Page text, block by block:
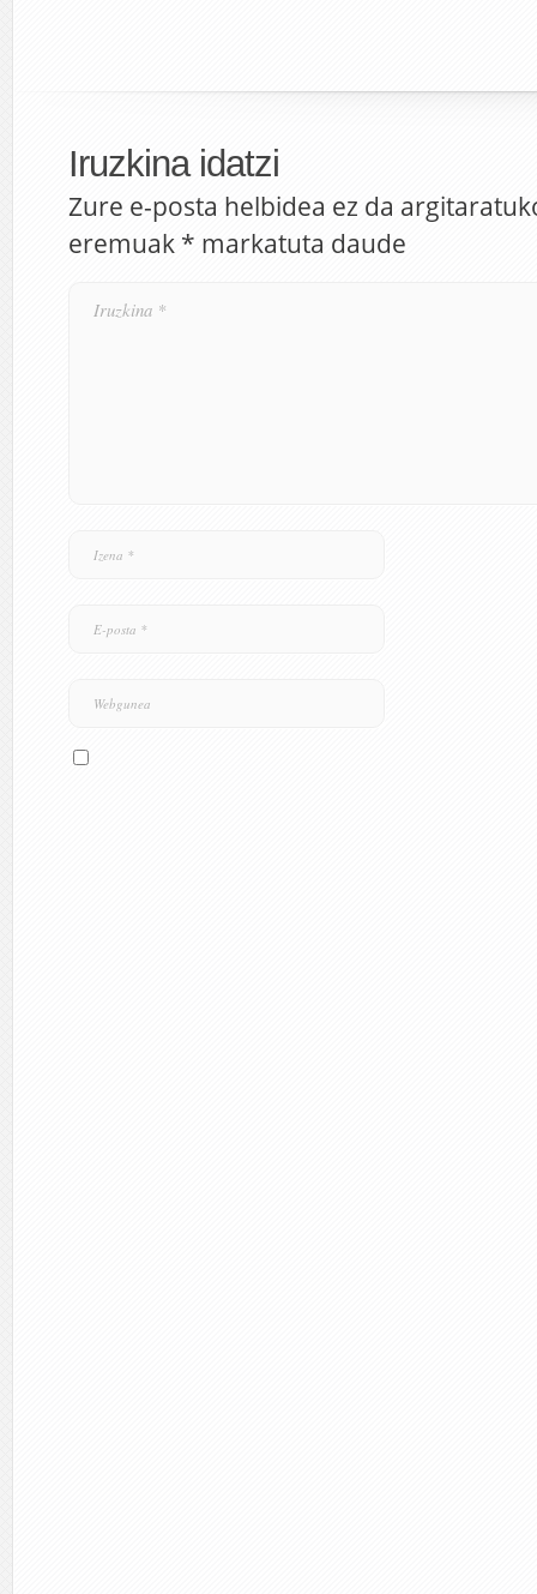
Iruzkina idatzi
Zure e-posta helbidea ez da
eremuak * markatuta daude